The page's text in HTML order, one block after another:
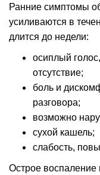
Ранние симптомы
усиливаются в
длится до недели:
осиплый
отсутствие;
боль и
разговора;
возможно
сухой кашель;
слабость,
Острое воспаление